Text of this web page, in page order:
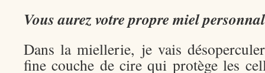
Vous aurez votre propre miel
Dans la miellerie, je vais
fine couche de cire qui protège les